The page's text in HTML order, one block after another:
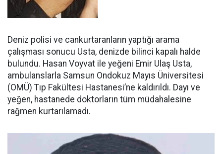
Deniz polisi ve cankurtaranların yaptığı arama
çalışması sonucu Usta, denizde bilinci kapalı halde
bulundu. Hasan Voyvat ile yeğeni Emir Ulaş Usta,
ambulanslarla Samsun Ondokuz Mayıs Üniversitesi
(OMÜ) Tıp Fakültesi Hastanesi’ne kaldırıldı. Dayı ve
yeğen, hastanede doktorların tüm müdahalesine
rağmen kurtarılamadı.